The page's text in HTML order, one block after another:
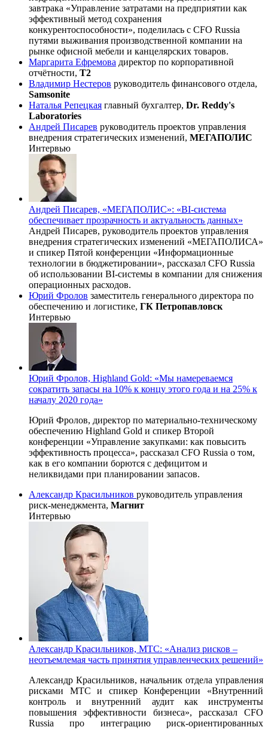
завтрака «Управление затратами на предприятии как
эффективный метод сохранения
конкурентоспособности», поделилась с CFO Russia
путями выживания производственной компании на
рынке офисной мебели и канцелярских товаров.
Маргарита Ефремова директор по корпоративной
отчётности, Т2
Владимир Нестеров руководитель финансового отдела,
Samsonite
Наталья Репецкая главный бухгалтер, Dr. Reddy's
Laboratories
Андрей Писарев руководитель проектов управления
внедрения стратегических изменений, МЕГАПОЛИС
Интервью
Андрей Писарев, «МЕГАПОЛИС»: «BI-система
обеспечивает прозрачность и актуальность данных»
Андрей Писарев, руководитель проектов управления
внедрения стратегических изменений «МЕГАПОЛИСА»
и спикер Пятой конференции «Информационные
технологии в бюджетировании», рассказал CFO Russia
об использовании BI-системы в компании для снижения
операционных расходов.
Юрий Фролов заместитель генерального директора по
обеспечению и логистике, ГК Петропавловск
Интервью
Юрий Фролов, Highland Gold: «Мы намереваемся
сократить запасы на 10% к концу этого года и на 25% к
началу 2020 года»
Юрий Фролов, директор по материально-техническому
обеспечению Highland Gold и спикер Второй
конференции «Управление закупками: как повысить
эффективность процесса», рассказал CFO Russia о том,
как в его компании борются с дефицитом и
неликвидами при планировании запасов.
Александр Красильников руководитель управления
риск-менеджмента, Магнит
Интервью
Александр Красильников, МТС: «Анализ рисков –
неотъемлемая часть принятия управленческих решений»
Александр Красильников, начальник отдела управления
рисками МТС и спикер Конференции «Внутренний
контроль и внутренний аудит как инструменты
повышения эффективности бизнеса», рассказал CFO
Russia про интеграцию риск-ориентированных